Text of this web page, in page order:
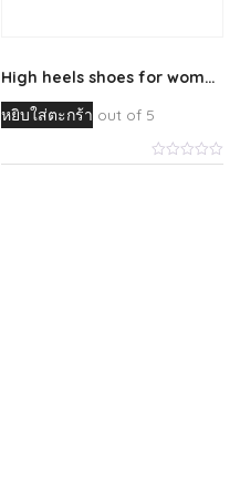
High heels shoes for womens
หยิบใส่ตะกร้า out of 5